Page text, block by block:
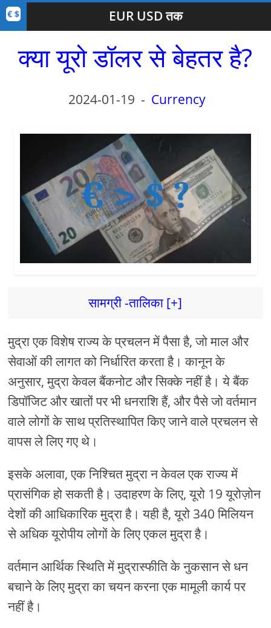
EUR USD तक
क्या यूरो डॉलर से बेहतर है?
2024-01-19 - Currency
सामग्री -तालिका [+]
मुद्रा एक विशेष राज्य के प्रचलन में पैसा है, जो माल और
सेवाओं की लागत को निर्धारित करता है। कानून के
अनुसार, मुद्रा केवल बैंकनोट और सिक्के नहीं है। ये बैंक
डिपॉजिट और खातों पर भी धनराशि हैं, और पैसे जो वर्तमान
वाले लोगों के साथ प्रतिस्थापित किए जाने वाले प्रचलन से
वापस ले लिए गए थे।
इसके अलावा, एक निश्चित मुद्रा न केवल एक राज्य में
प्रासंगिक हो सकती है। उदाहरण के लिए, यूरो 19 यूरोज़ोन
देशों की आधिकारिक मुद्रा है। यही है, यूरो 340 मिलियन
से अधिक यूरोपीय लोगों के लिए एकल मुद्रा है।
वर्तमान आर्थिक स्थिति में मुद्रास्फीति के नुकसान से धन
बचाने के लिए मुद्रा का चयन करना एक मामूली कार्य पर
नहीं है।